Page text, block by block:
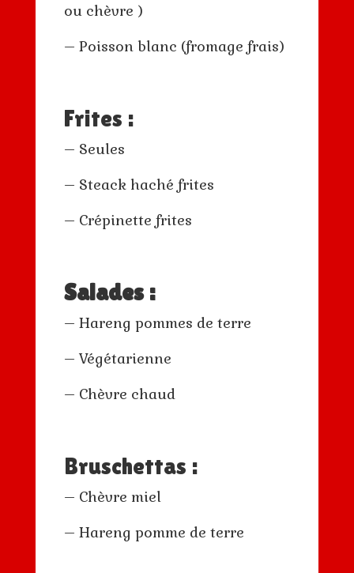
ou chèvre )
– Poisson blanc (fromage frais)
Frites :
– Seules
– Steack haché frites
– Crépinette frites
Salades :
– Hareng pommes de terre
– Végétarienne
– Chèvre chaud
Bruschettas :
– Chèvre miel
– Hareng pomme de terre